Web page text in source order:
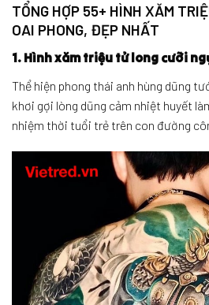
TỔNG HỢP 55+ HÌNH XĂM
OAI PHONG, ĐẸP NHẤT
1. Hình xăm triệu tử long cưỡi
Thể hiện phong thái anh hùng dũng
khơi gợi lòng dũng cảm nhiệt huyết
nhiệm thời tuổi trẻ trên con đường